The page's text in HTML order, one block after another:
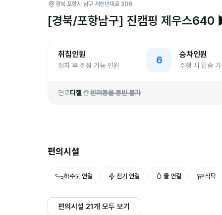
경북 포항시 남구 새천년대로 306
[경북/포항남구] 진캠핑 제우스
취침인원
정차 후 취침 가능 인원 6 승차인원
주행 시 탑승
연료디젤 반려동물 동반 불가
편의시설
하수도 연결 전기 연결 물 연결 식탁
편의시설 21 개 모두 보기